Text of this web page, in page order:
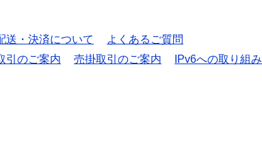
送・決済について
よくあるご質問
引のご案内 売掛取引のご案内
IPv6への取り組み